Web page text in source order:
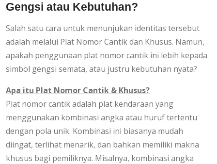
Gengsi atau Kebutuhan?
Salah satu cara untuk menunjukan identitas tersebut
adalah melalui Plat Nomor Cantik dan Khusus. Namun,
apakah penggunaan plat nomor cantik ini lebih kepada
simbol gengsi semata, atau justru kebutuhan nyata?
Apa itu Plat Nomor Cantik & Khusus?
Plat nomor cantik adalah plat kendaraan yang
menggunakan kombinasi angka atau huruf tertentu
dengan pola unik. Kombinasi ini biasanya mudah
diingat, terlihat menarik, dan bahkan memiliki makna
khusus bagi pemiliknya. Misalnya, kombinasi angka